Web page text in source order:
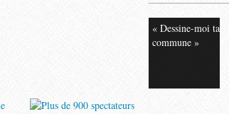
« Dessine-moi ta
commune »